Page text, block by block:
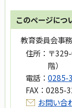
このページにつ
教育委員会事
住所： 〒
階）
電話： 0285-
FAX： 0285-
お問い合